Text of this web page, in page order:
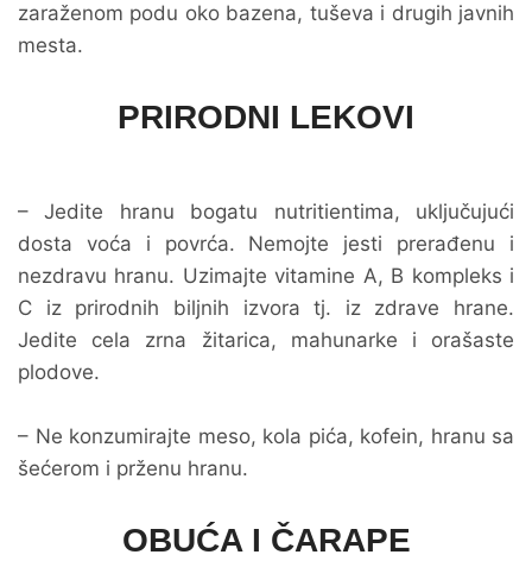
zaraženom podu oko bazena, tuševa i drugih javnih
mesta.
PRIRODNI LEKOVI
– Jedite hranu bogatu nutritientima, uključujući
dosta voća i povrća. Nemojte jesti prerađenu i
nezdravu hranu. Uzimajte vitamine A, B kompleks i
C iz prirodnih biljnih izvora tj. iz zdrave hrane.
Jedite cela zrna žitarica, mahunarke i orašaste
plodove.
– Ne konzumirajte meso, kola pića, kofein, hranu sa
šećerom i prženu hranu.
OBUĆA I ČARAPE